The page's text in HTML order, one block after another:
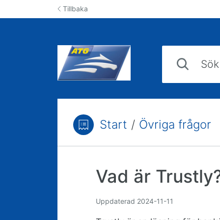
Hoppa till innehållTillbaka
Du är här:Start / Övriga frågor
Vad är
Uppdaterad 2024-11-11